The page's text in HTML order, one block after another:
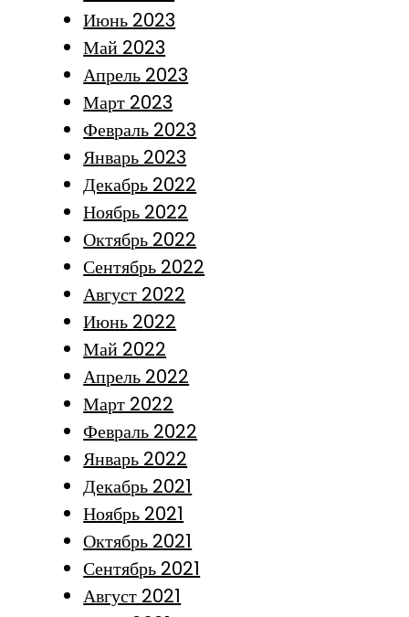
Июнь 2023
Май 2023
Апрель 2023
Март 2023
Февраль 2023
Январь 2023
Декабрь 2022
Ноябрь 2022
Октябрь 2022
Сентябрь 2022
Август 2022
Июнь 2022
Май 2022
Апрель 2022
Март 2022
Февраль 2022
Январь 2022
Декабрь 2021
Ноябрь 2021
Октябрь 2021
Сентябрь 2021
Август 2021